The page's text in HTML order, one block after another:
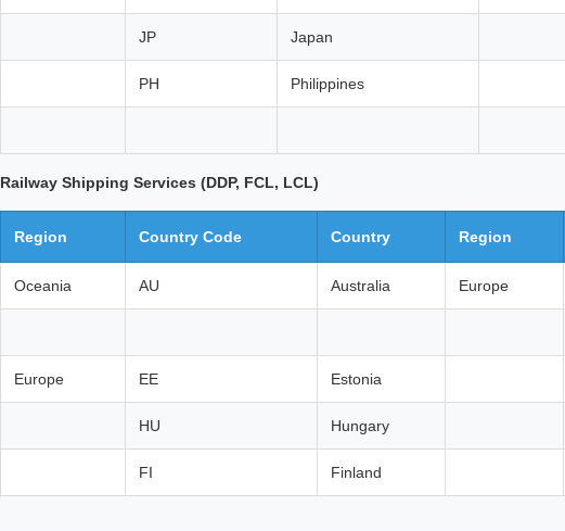
JP Japan
PH Philippines
Railway Shipping Services (DDP, FCL, LCL)
Region Country Code Country Region
Oceania AU Australia Europe
Europe EE Estonia
HU Hungary
FI Finland